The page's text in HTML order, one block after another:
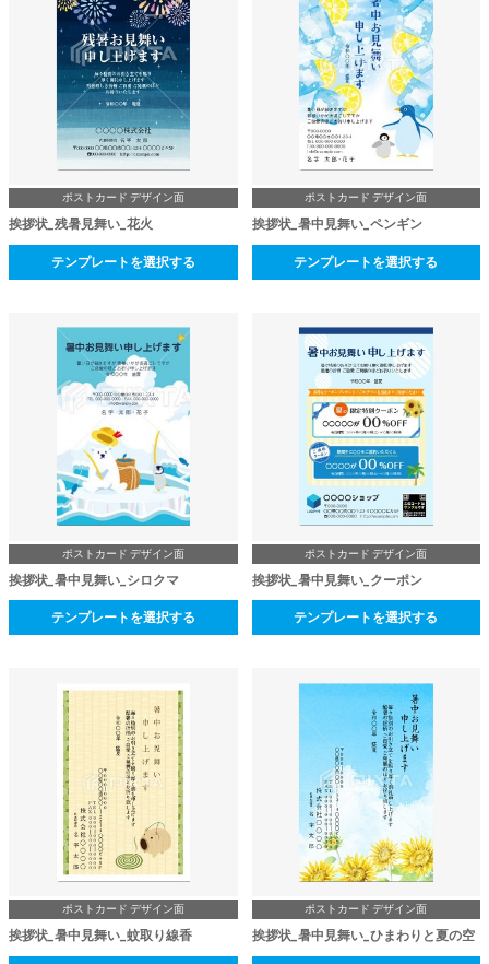
ポストカード デザイン面
挨拶状_残暑見舞い_花火
テンプレートを選択する
ポストカード デザイン面
挨拶状_暑中見舞い_ペンギン
テンプレートを選択する
ポストカード デザイン面
挨拶状_暑中見舞い_シロクマ
テンプレートを選択する
ポストカード デザイン面
挨拶状_暑中見舞い_クーポン
テンプレートを選択する
ポストカード デザイン面
挨拶状_暑中見舞い_蚊取り線香
ポストカード デザイン面
挨拶状_暑中見舞い_ひまわりと夏の空